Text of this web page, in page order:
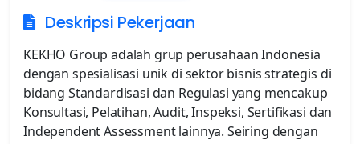
Deskripsi Pekerjaan
KEKHO Group adalah grup perusahaan Indonesia
dengan spesialisasi unik di sektor bisnis strategis di
bidang Standardisasi dan Regulasi yang mencakup
Konsultasi, Pelatihan, Audit, Inspeksi, Sertifikasi dan
Independent Assessment lainnya. Seiring dengan